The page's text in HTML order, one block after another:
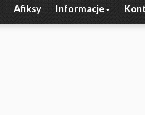
Afiksy Informacje